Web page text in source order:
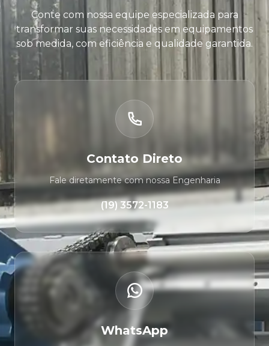
Conte com nossa equipe especializada para
transformar suas necessidades em equipamentos
sob medida, com eficiência e qualidade garantida.
Contato Direto
Fale diretamente com nossa Engenharia
(19) 3572-1183
WhatsApp